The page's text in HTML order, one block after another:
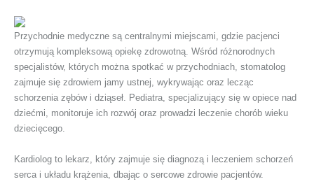
Przychodnie medyczne są centralnymi miejscami, gdzie pacjenci
otrzymują kompleksową opiekę zdrowotną. Wśród różnorodnych
specjalistów, których można spotkać w przychodniach, stomatolog
zajmuje się zdrowiem jamy ustnej, wykrywając oraz lecząc
schorzenia zębów i dziąseł. Pediatra, specjalizujący się w opiece nad
dziećmi, monitoruje ich rozwój oraz prowadzi leczenie chorób wieku
dziecięcego.
Kardiolog to lekarz, który zajmuje się diagnozą i leczeniem schorzeń
serca i układu krążenia, dbając o sercowe zdrowie pacjentów.